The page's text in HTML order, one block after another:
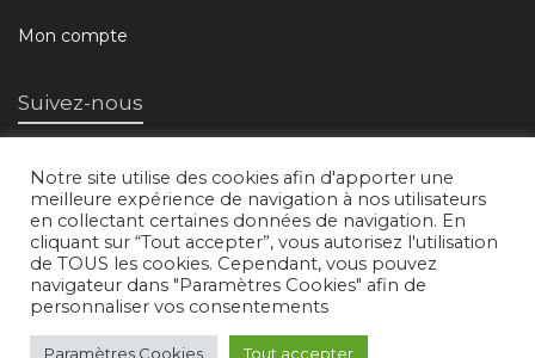
Mon compte
Suivez-nous
L'atelier d'images © 2018 /Mentions légales/Conditions générales de
vente
Notre site utilise des cookies afin d'apporter une
meilleure expérience de navigation à nos utilisateurs
en collectant certaines données de navigation. En
cliquant sur “Tout accepter”, vous autorisez l'utilisation
de TOUS les cookies. Cependant, vous pouvez
navigateur dans "Paramètres Cookies" afin de
personnaliser vos consentements
Paramètres Cookies Tout accepter